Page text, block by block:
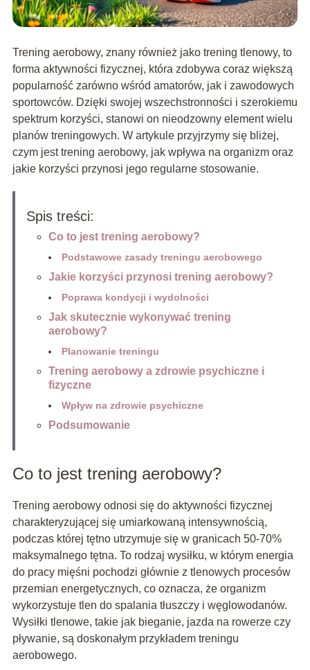
Trening aerobowy, znany również jako trening tlenowy, to
forma aktywności fizycznej, która zdobywa coraz większą
popularność zarówno wśród amatorów, jak i zawodowych
sportowców. Dzięki swojej wszechstronności i szerokiemu
spektrum korzyści, stanowi on nieodzowny element wielu
planów treningowych. W artykule przyjrzymy się bliżej,
czym jest trening aerobowy, jak wpływa na organizm oraz
jakie korzyści przynosi jego regularne stosowanie.
Spis treści:
Co to jest trening aerobowy?
Podstawowe zasady treningu aerobowego
Jakie korzyści przynosi trening aerobowy?
Poprawa kondycji i wydolności
Jak skutecznie wykonywać trening
aerobowy?
Planowanie treningu
Trening aerobowy a zdrowie psychiczne i
fizyczne
Wpływ na zdrowie psychiczne
Podsumowanie
Co to jest trening aerobowy?
Trening aerobowy odnosi się do aktywności fizycznej
charakteryzującej się umiarkowaną intensywnością,
podczas której tętno utrzymuje się w granicach 50-70%
maksymalnego tętna. To rodzaj wysiłku, w którym energia
do pracy mięśni pochodzi głównie z tlenowych procesów
przemian energetycznych, co oznacza, że organizm
wykorzystuje tlen do spalania tłuszczy i węglowodanów.
Wysiłki tlenowe, takie jak bieganie, jazda na rowerze czy
pływanie, są doskonałym przykładem treningu
aerobowego.